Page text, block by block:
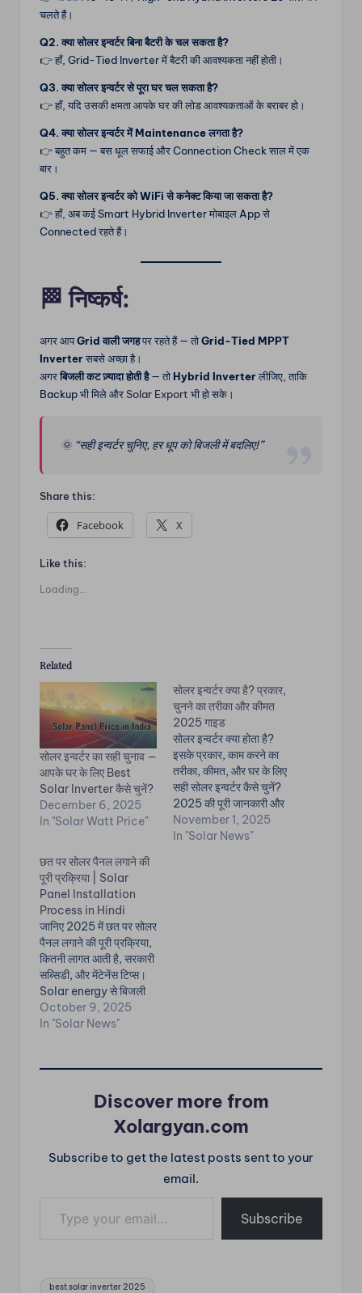
चलते हैं।
Q2. क्या सोलर इन्वर्टर बिना बैटरी के चल सकता है?
👉 हाँ, Grid-Tied Inverter में बैटरी की आवश्यकता नहीं होती।
Q3. क्या सोलर इन्वर्टर से पूरा घर चल सकता है?
👉 हाँ, यदि उसकी क्षमता आपके घर की लोड आवश्यकताओं के बराबर हो।
Q4. क्या सोलर इन्वर्टर में Maintenance लगता है?
👉 बहुत कम — बस धूल सफाई और Connection Check साल में एक
बार।
Q5. क्या सोलर इन्वर्टर को WiFi से कनेक्ट किया जा सकता है?
👉 हाँ, अब कई Smart Hybrid Inverter मोबाइल App से
Connected रहते हैं।
🏁निष्कर्ष:
अगर आपGrid वाली जगहपर रहते हैं — तोGrid-Tied MPPT
Inverterसबसे अच्छा है।
अगरबिजली कट ज़्यादा होती है— तो Hybrid Inverterलीजिए, ताकि
Backup भी मिले औरSolar Export भी हो सके।
🌞 “सही इन्वर्टर चुनिए, हर धूप को बिजली में बदलिए!”
Share this:
Facebook X
Like this:
Loading...
Related
सोलर इन्वर्टर का सही चुनाव —
आपके घर के लिए Best
Solar Inverter कैसे चुनें?
December 6, 2025
In "Solar Watt Price"
सोलर इन्वर्टर क्या है? प्रकार,
चुनने का तरीका और कीमत
2025 गाइड
सोलर इन्वर्टर क्या होता है?
इसके प्रकार, काम करने का
तरीका, कीमत, और घर के लिए
सही सोलर इन्वर्टर कैसे चुनें?
2025 की पूरी जानकारी और
FAQ! ✅ सोलर इन्वर्टर क्या
होता है? Solar Panel DC
November 1, 2025
In "Solar News"
छत पर सोलर पैनल लगाने की
पूरी प्रक्रिया | Solar
Panel Installation
Process in Hindi
जानिए 2025 में छत पर सोलर
पैनल लगाने की पूरी प्रक्रिया,
कितनी लागत आती है, सरकारी
सब्सिडी, और मेंटेनेंस टिप्स।
Solar energy से बिजली
बिल में कैसे करें भारी बचत।
🌞 परिचय: सोलर एनर्जी क्यों
की समस्या के बीच सौर…
October 9, 2025
In "Solar News"
Discover more from
Xolargyan.com
Subscribe to get the latest posts sent to your
email.
Subscribe
Tags:
best solar inverter 2025